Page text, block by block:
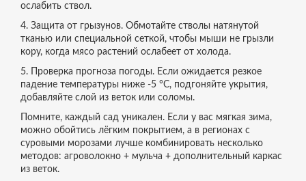
ослабить ствол.
4. Защита от грызунов. Обмотайте стволы натянутой
тканью или специальной сеткой, чтобы мыши не грызли
кору, когда мясо растений ослабеет от холода.
5. Проверка прогноза погоды. Если ожидается резкое
падение температуры ниже -5 °C, подгоняйте укрытия,
добавляйте слой из веток или соломы.
Помните, каждый сад уникален. Если у вас мягкая зима,
можно обойтись лёгким покрытием, а в регионах с
суровыми морозами лучше комбинировать несколько
методов: агроволокно + мульча + дополнительный каркас
из веток.